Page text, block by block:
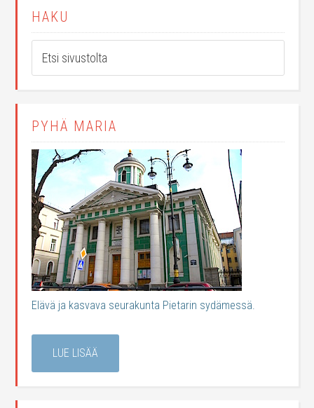
HAKU
PYHÄ MARIA
Elävä ja kasvava seurakunta Pietarin sydämessä.
LUE LISÄÄ